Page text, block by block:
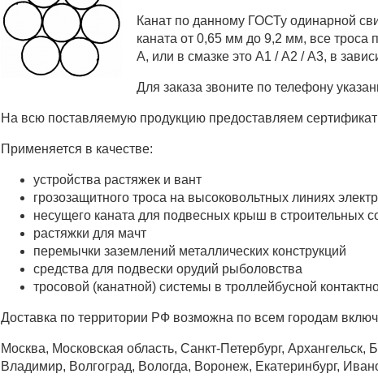
Канат по данному ГОСТу одинарной
каната от 0,65 мм до 9,2 мм, все троса
А, или в смазке это А1 / А2 / А3, в
Для заказа звоните по телефону
На всю поставляемую продукцию предоставляем
Применяется в качестве:
устройства растяжек и вант
грозозащитного троса на высоковольтных линиях
несущего каната для подвесных крыш в строительных
растяжки для мачт
перемычки заземлений металлических конструкций
средства для подвески орудий рыболовства
тросовой (канатной) системы в троллейбусной
Доставка по территории РФ возможна по всем городам
Москва, Московская область, Санкт-Петербург,
Владимир, Волгоград, Вологда, Воронеж, Екатеринбург,